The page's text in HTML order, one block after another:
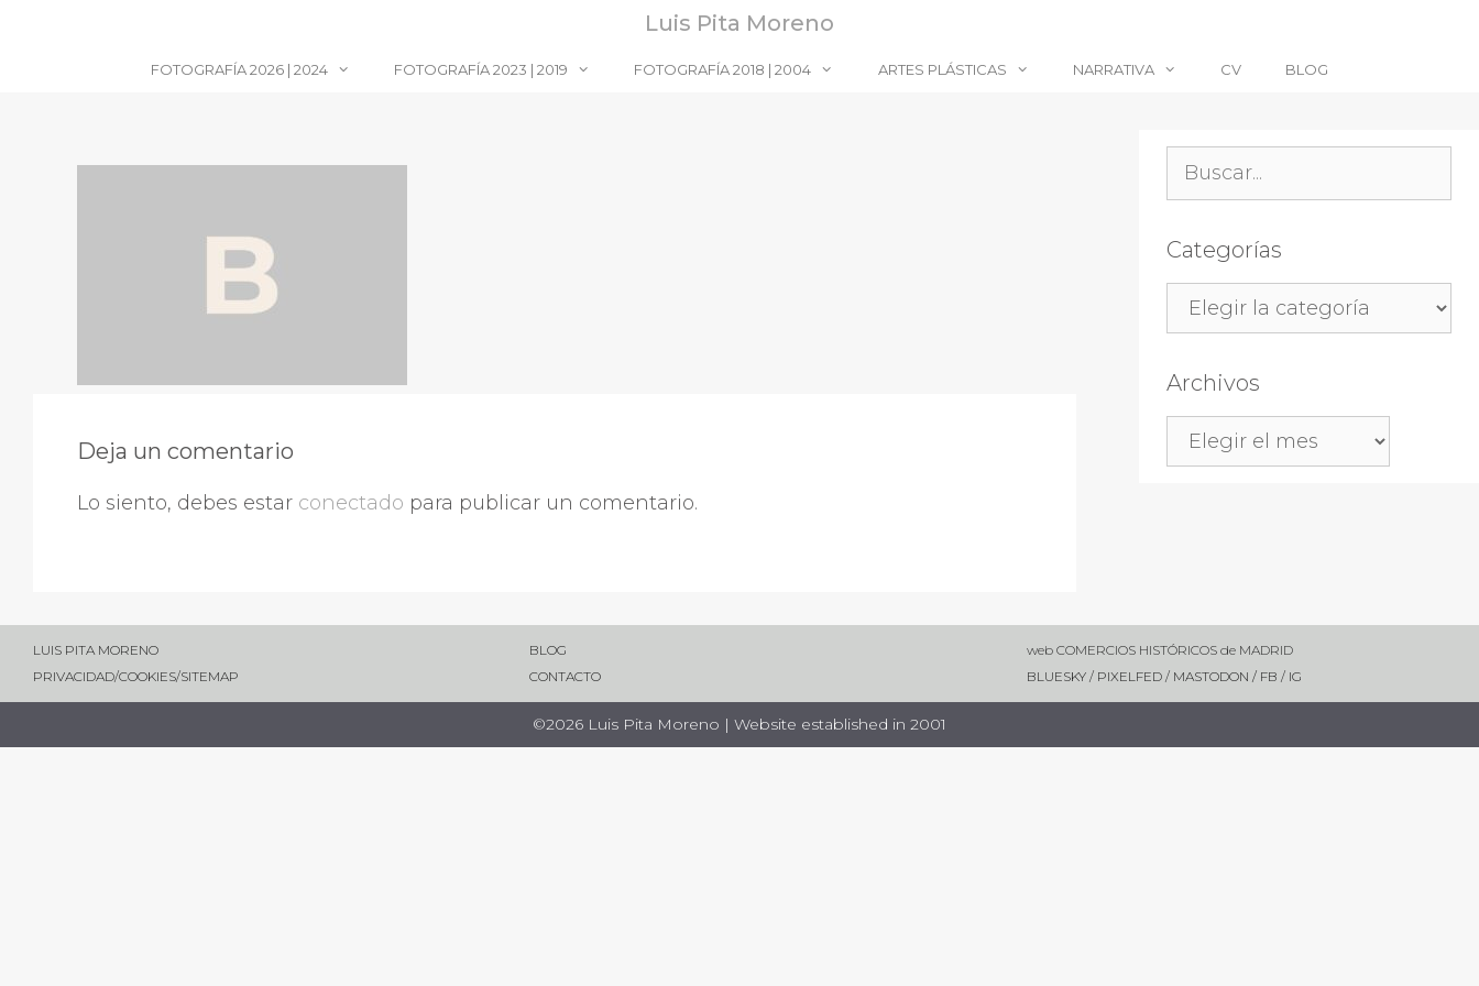
Luis Pita Moreno
FOTOGRAFÍA 2026 | 2024 FOTOGRAFÍA 2023 | 2019 FOTOGRAFÍA 2018 | 2004 ARTES PLÁSTICAS NARRATIVA CV BLOG
Deja un comentario
Lo siento, debes estar conectado para publicar un comentario.
Categorías
Archivos
LUIS PITA MORENO
PRIVACIDAD/COOKIES/SITEMAP
BLOG
CONTACTO
web COMERCIOS HISTÓRICOS de MADRID
BLUESKY/ PIXELFED/ MASTODON / FB / IG
©2026 Luis Pita Moreno | Website established in 2001